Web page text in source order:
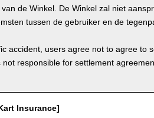
de Winkel. De Winkel zal niet
tussen de gebruiker en de
accident, users agree not to agree to
responsible for settlement
Insurance]